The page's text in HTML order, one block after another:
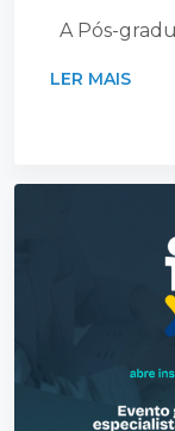
A Pós-
LER MAIS